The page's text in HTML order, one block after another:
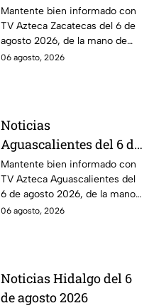
Mantente bien informado con
TV Azteca Zacatecas del 6 de
agosto 2026, de la mano de
Víctor Santiago.
06 agosto, 2026
Noticias
Aguascalientes del 6 de
agosto 2026
Mantente bien informado con
TV Azteca Aguascalientes del
6 de agosto 2026, de la mano
de Roberta Sánchez.
06 agosto, 2026
Noticias Hidalgo del 6
de agosto 2026